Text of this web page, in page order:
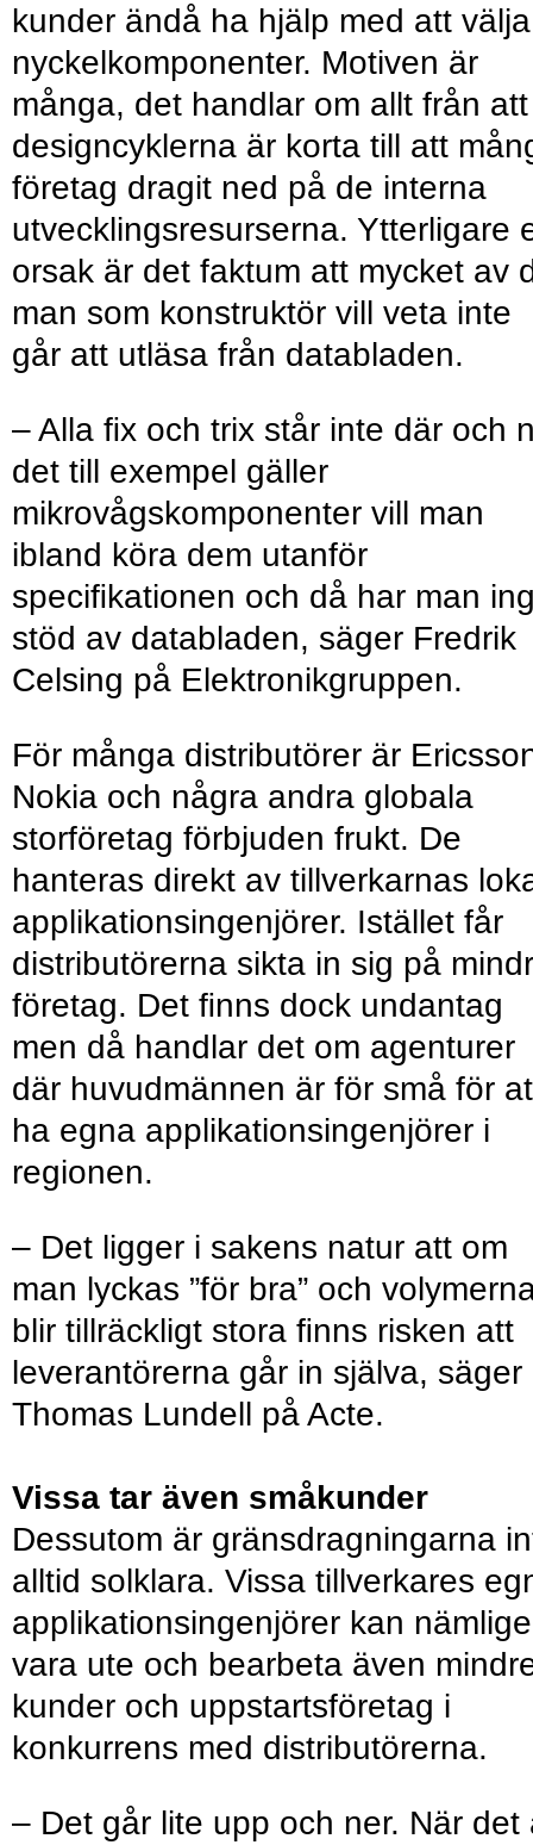
kunder ändå ha hjälp med att välja
nyckelkomponenter. Motiven är
många, det handlar om allt från att
designcyklerna är korta till att
företag dragit ned på de interna
utvecklingsresurserna. Ytterligare
orsak är det faktum att mycket av
man som konstruktör vill veta inte
går att utläsa från databladen.
– Alla ﬁx och trix står inte där och
det till exempel gäller
mikrovågskomponenter vill man
ibland köra dem utanför
speciﬁkationen och då har man
stöd av databladen, säger Fredrik
Celsing på Elektronikgruppen.
För många distributörer är
Nokia och några andra globala
storföretag förbjuden frukt. De
hanteras direkt av tillverkarnas
applikationsingenjörer. Istället får
distributörerna sikta in sig på
företag. Det ﬁnns dock undantag
men då handlar det om agenturer
där huvudmännen är för små för
ha egna applikationsingenjörer i
regionen.
– Det ligger i sakens natur att om
man lyckas ”för bra” och
blir tillräckligt stora ﬁnns risken att
leverantörerna går in själva, säger
Thomas Lundell på Acte.
Vissa tar även småkunder
Dessutom är gränsdragningarna
alltid solklara. Vissa tillverkares
applikationsingenjörer kan
vara ute och bearbeta även
kunder och uppstartsföretag i
konkurrens med distributörerna.
– Det går lite upp och ner. När det